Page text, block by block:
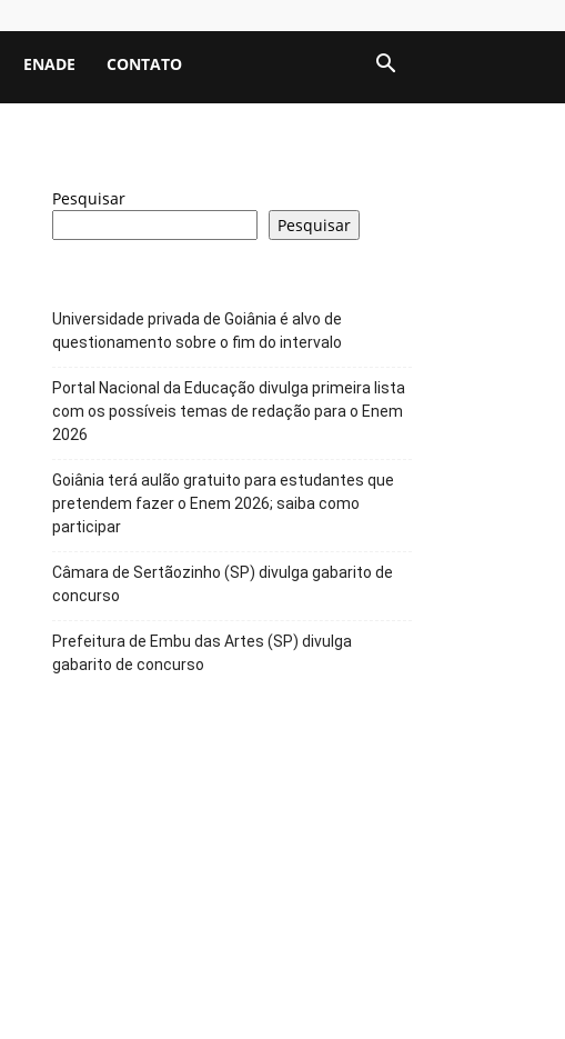
ENADE CONTATO
Pesquisar
Pesquisar
Universidade privada de Goiânia é alvo de
questionamento sobre o fim do intervalo
Portal Nacional da Educação divulga primeira lista
com os possíveis temas de redação para o Enem
2026
Goiânia terá aulão gratuito para estudantes que
pretendem fazer o Enem 2026; saiba como
participar
Câmara de Sertãozinho (SP) divulga gabarito de
concurso
Prefeitura de Embu das Artes (SP) divulga
gabarito de concurso